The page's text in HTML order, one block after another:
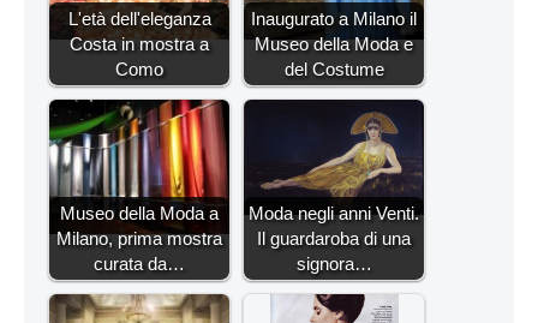
L'età dell'eleganza
Costa in mostra a
Como
Inaugurato a Milano il
Museo della Moda e
del Costume
Museo della Moda a
Milano, prima mostra
curata da…
Moda negli anni Venti.
Il guardaroba di una
signora…